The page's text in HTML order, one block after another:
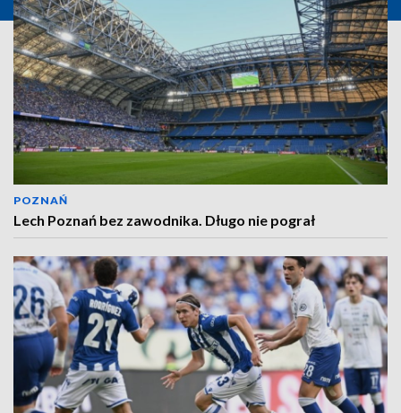
POZNAŃ
Lech Poznań bez zawodnika. Długo nie pograł